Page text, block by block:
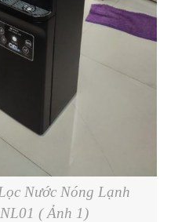
Nước Nóng Lạnh
( Ảnh 1)